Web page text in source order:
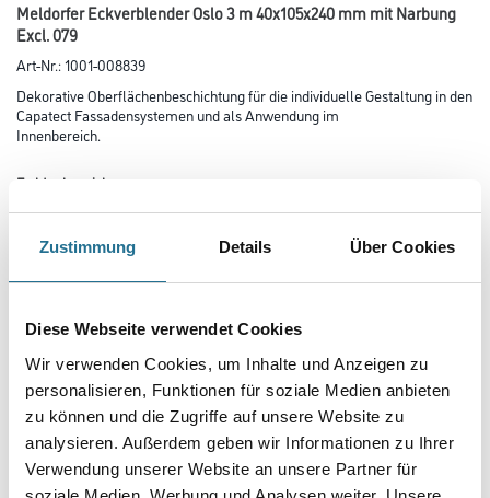
Zustimmung Details Über Cookies
Diese Webseite verwendet Cookies
Wir verwenden Cookies, um Inhalte und Anzeigen zu
personalisieren, Funktionen für soziale Medien anbieten
zu können und die Zugriffe auf unsere Website zu
analysieren. Außerdem geben wir Informationen zu Ihrer
Verwendung unserer Website an unsere Partner für
Meldorfer Eckverblender Oslo 3 m 40x105x240 mm mit Narbung
Excl. 079
Art-Nr.:1001-008839
Dekorative Oberflächenbeschichtung für die individuelle Gestaltung in den
Capatect Fassadensystemen und als Anwendung im
Innenbereich.
Farbtonbezeichnung
Gebinde